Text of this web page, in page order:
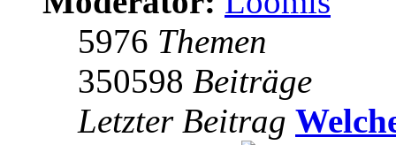
5976 Themen
350598 Beiträge
Letzter Beitrag